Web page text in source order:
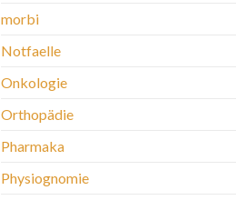
morbi
Notfaelle
Onkologie
Orthopädie
Pharmaka
Physiognomie